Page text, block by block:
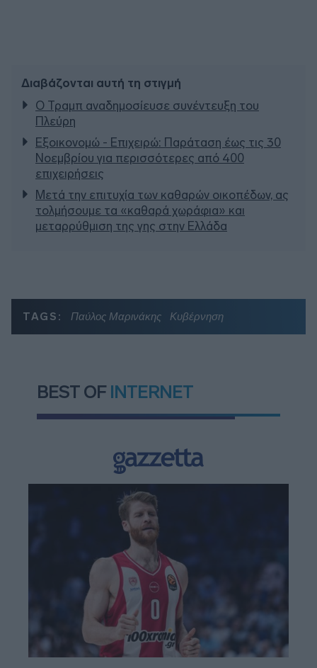
Διαβάζονται αυτή τη στιγμή
Ο Τραμπ αναδημοσίευσε συνέντευξη του
Πλεύρη
Εξοικονομώ - Επιχειρώ: Παράταση έως τις 30
Νοεμβρίου για περισσότερες από 400
επιχειρήσεις
Μετά την επιτυχία των καθαρών οικοπέδων, ας
τολμήσουμε τα «καθαρά χωράφια» και
μεταρρύθμιση της γης στην Ελλάδα
TAGS: Παύλος Μαρινάκης Κυβέρνηση
BEST OF INTERNET